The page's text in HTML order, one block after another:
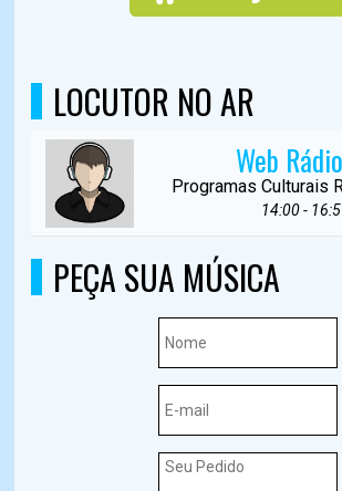
LOCUTOR NO AR
Web
Programas Culturais
14:00 -
PEÇA SUA MÚSICA